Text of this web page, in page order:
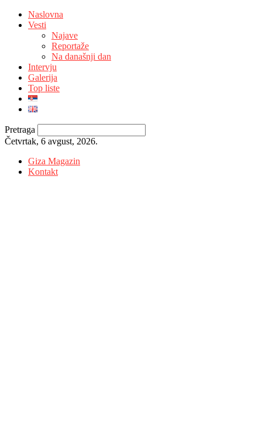
Naslovna
Vesti
Najave
Reportaže
Na današnji dan
Intervju
Galerija
Top liste
Pretraga
Četvrtak, 6 avgust, 2026.
Giza Magazin
Kontakt